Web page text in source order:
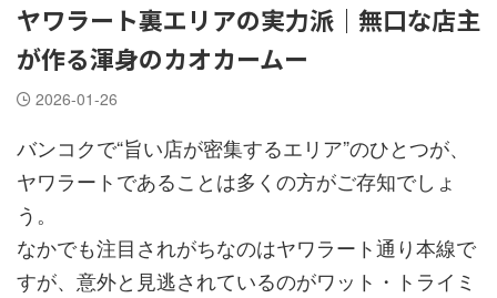
ヤワラート裏エリアの実力派｜無口な店主
が作る渾身のカオカームー
2026-01-26
バンコクで“旨い店が密集するエリア”のひとつが、
ヤワラートであることは多くの方がご存知でしょ
う。
なかでも注目されがちなのはヤワラート通り本線で
すが、意外と見逃されているのがワット・トライミ